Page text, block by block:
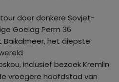
door donkere Sovjet-
Goelag Perm 36
het diepste
inclusief bezoek Kremlin
vroegere hoofdstad van